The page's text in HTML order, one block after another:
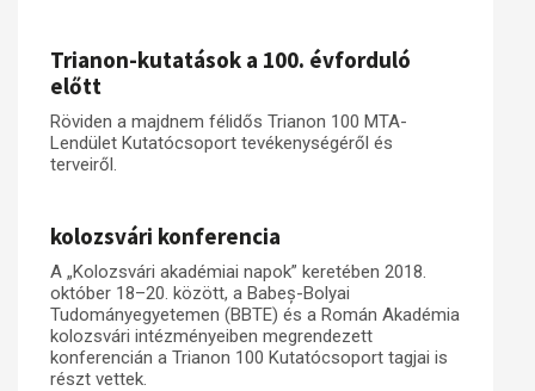
Trianon-kutatások a 100. évforduló
előtt
Röviden a majdnem félidős Trianon 100 MTA-
Lendület Kutatócsoport tevékenységéről és
terveiről.
kolozsvári konferencia
A „Kolozsvári akadémiai napok” keretében 2018.
október 18–20. között, a Babeș-Bolyai
Tudományegyetemen (BBTE) és a Román Akadémia
kolozsvári intézményeiben megrendezett
konferencián a Trianon 100 Kutatócsoport tagjai is
részt vettek.